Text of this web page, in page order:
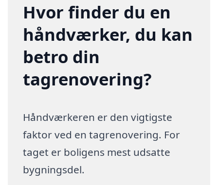
Hvor finder du en
håndværker, du kan
betro din
tagrenovering?
Håndværkeren er den vigtigste
faktor ved en tagrenovering. For
taget er boligens mest udsatte
bygningsdel.